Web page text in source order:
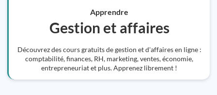
Apprendre
Gestion et affaires
Découvrez des cours gratuits de gestion et d'affaires en ligne :
comptabilité, finances, RH, marketing, ventes, économie,
entrepreneuriat et plus. Apprenez librement !